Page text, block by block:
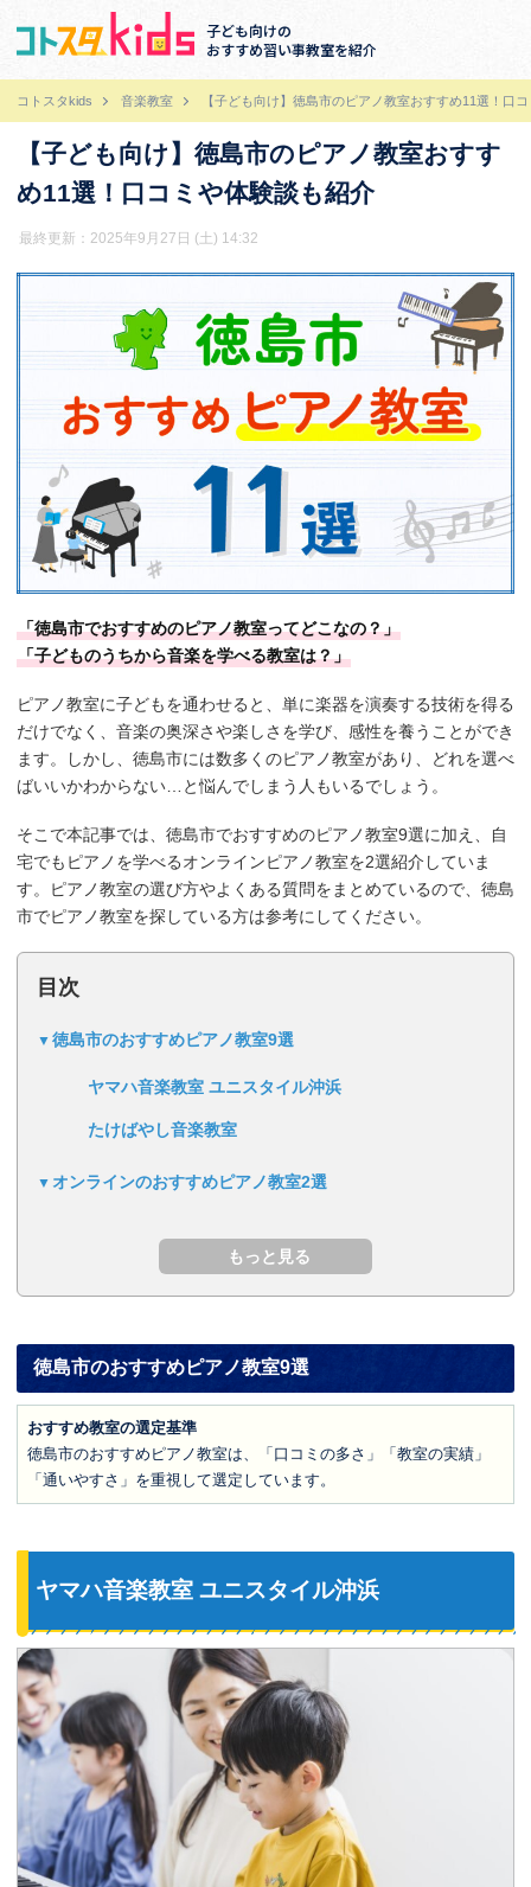
子ども向けの
おすすめ習い事教室を紹介
コトスタkids 音楽教室 【子ども向け】徳島市のピアノ教室おすすめ11選！口
【子ども向け】徳島市のピアノ教室おすす
め11選！口コミや体験談も紹介
最終更新：2025年9月27日 (土) 14:32
「徳島市でおすすめのピアノ教室ってどこなの？」
「子どものうちから音楽を学べる教室は？」
ピアノ教室に子どもを通わせると、単に楽器を演奏する技術を得る
だけでなく、音楽の奥深さや楽しさを学び、感性を養うことができ
ます。しかし、徳島市には数多くのピアノ教室があり、どれを選べ
ばいいかわからない…と悩んでしまう人もいるでしょう。
そこで本記事では、徳島市でおすすめのピアノ教室9選に加え、自
宅でもピアノを学べるオンラインピアノ教室を2選紹介していま
す。ピアノ教室の選び方やよくある質問をまとめているので、徳島
市でピアノ教室を探している方は参考にしてください。
目次
徳島市のおすすめピアノ教室9選
ヤマハ音楽教室 ユニスタイル沖浜
たけばやし音楽教室
オンラインのおすすめピアノ教室2選
徳島市のおすすめピアノ教室9選
おすすめ教室の選定基準
徳島市のおすすめピアノ教室は、「口コミの多さ」「教室の実績」
「通いやすさ」を重視して選定しています。
ヤマハ音楽教室 ユニスタイル沖浜